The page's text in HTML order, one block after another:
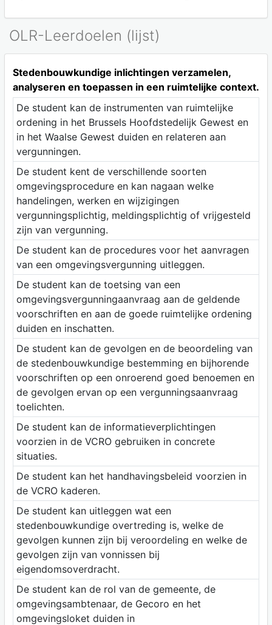
OLR-Leerdoelen (lijst)
Stedenbouwkundige inlichtingen verzamelen,
analyseren en toepassen in een ruimtelijke context.
De student kan de instrumenten van ruimtelijke
ordening in het Brussels Hoofdstedelijk Gewest en
in het Waalse Gewest duiden en relateren aan
vergunningen.
De student kent de verschillende soorten
omgevingsprocedure en kan nagaan welke
handelingen, werken en wijzigingen
vergunningsplichtig, meldingsplichtig of vrijgesteld
zijn van vergunning.
De student kan de procedures voor het aanvragen
van een omgevingsvergunning uitleggen.
De student kan de toetsing van een
omgevingsvergunningaanvraag aan de geldende
voorschriften en aan de goede ruimtelijke ordening
duiden en inschatten.
De student kan de gevolgen en de beoordeling van
de stedenbouwkundige bestemming en bijhorende
voorschriften op een onroerend goed benoemen en
de gevolgen ervan op een vergunningsaanvraag
toelichten.
De student kan de informatieverplichtingen
voorzien in de VCRO gebruiken in concrete
situaties.
De student kan het handhavingsbeleid voorzien in
de VCRO kaderen.
De student kan uitleggen wat een
stedenbouwkundige overtreding is, welke de
gevolgen kunnen zijn bij veroordeling en welke de
gevolgen zijn van vonnissen bij
eigendomsoverdracht.
De student kan de rol van de gemeente, de
omgevingsambtenaar, de Gecoro en het
omgevingsloket duiden in